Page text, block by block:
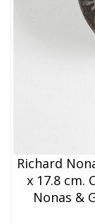
Richard
x 17.8 cm.
Nonas &